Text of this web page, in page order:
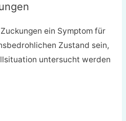
ein Symptom für
Zustand sein,
untersucht werden